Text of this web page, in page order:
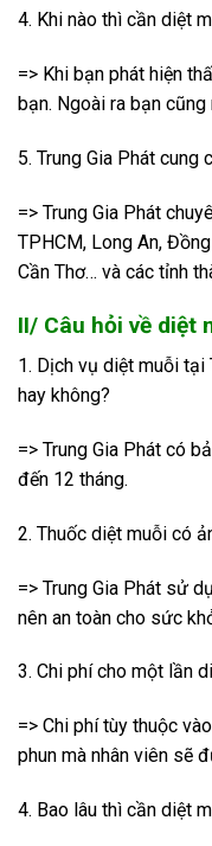
4. Khi nào thì cần diệt
=> Khi bạn phát hiện
bạn. Ngoài ra bạn
5. Trung Gia Phát
=> Trung Gia Phát
TPHCM, Long An,
Cần Thơ… và các tỉnh
II/ Câu hỏi về diệt
1. Dịch vụ diệt muỗi tại
hay không?
=> Trung Gia Phát có
đến 12 tháng.
2. Thuốc diệt muỗi có
=> Trung Gia Phát sử
nên an toàn cho sức
3. Chi phí cho một lần
=> Chi phí tùy thuộc
phun mà nhân viên sẽ
4. Bao lâu thì cần diệt